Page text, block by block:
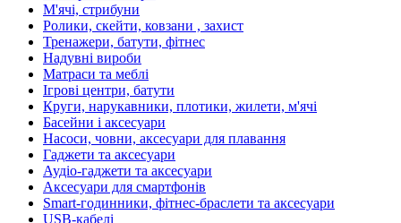
М'ячі, стрибуни
Ролики, скейти, ковзани , захист
Тренажери, батути, фітнес
Надувні вироби
Матраси та меблі
Ігрові центри, батути
Круги, нарукавники, плотики, жилети, м'ячі
Басейни і аксесуари
Насоси, човни, аксесуари для плавання
Гаджети та аксесуари
Аудіо-гаджети та аксесуари
Аксесуари для смартфонів
Smart-годинники, фітнес-браслети та аксесуари
USB-кабелі